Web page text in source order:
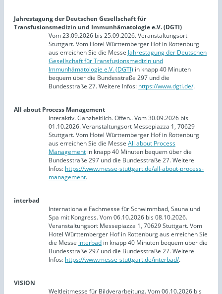
Jahrestagung der Deutschen Gesellschaft für
Transfusionsmedizin und Immunhämatologie e.V. (DGTI)
Vom 23.09.2026 bis 25.09.2026. Veranstaltungsort
Stuttgart. Vom Hotel Württemberger Hof in Rottenburg
aus erreichen Sie die Messe Jahrestagung der Deutschen
Gesellschaft für Transfusionsmedizin und
Immunhämatologie e.V. (DGTI) in knapp 40 Minuten
bequem über die Bundesstraße 297 und die
Bundesstraße 27. Weitere Infos: https://www.dgti.de/.
All about Process Management
Interaktiv. Ganzheitlich. Offen.. Vom 30.09.2026 bis
01.10.2026. Veranstaltungsort Messepiazza 1, 70629
Stuttgart. Vom Hotel Württemberger Hof in Rottenburg
aus erreichen Sie die Messe All about Process
Management in knapp 40 Minuten bequem über die
Bundesstraße 297 und die Bundesstraße 27. Weitere
Infos: https://www.messe-stuttgart.de/all-about-process-
management.
interbad
Internationale Fachmesse für Schwimmbad, Sauna und
Spa mit Kongress. Vom 06.10.2026 bis 08.10.2026.
Veranstaltungsort Messepiazza 1, 70629 Stuttgart. Vom
Hotel Württemberger Hof in Rottenburg aus erreichen Sie
die Messe interbad in knapp 40 Minuten bequem über die
Bundesstraße 297 und die Bundesstraße 27. Weitere
Infos: https://www.messe-stuttgart.de/interbad/.
VISION
Weltleitmesse für Bildverarbeitung. Vom 06.10.2026 bis